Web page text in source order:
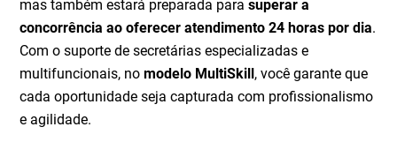
mas também estará preparada para superar a
concorrência ao oferecer atendimento 24 horas por dia.
Com o suporte de secretárias especializadas e
multifuncionais, nomodelo MultiSkill, você garante que
cada oportunidade seja capturada com profissionalismo
e agilidade.